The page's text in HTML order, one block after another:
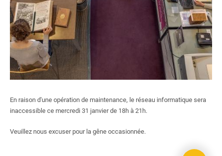
Bibliothèque de physique théorique
Ressources électroniques
S'inscrire, se réinscrire
En raison d'une opération de maintenance, le réseau informatique sera
inaccessible ce mercredi 31 janvier de 18h à 21h.
Veuillez nous excuser pour la gêne occasionnée.